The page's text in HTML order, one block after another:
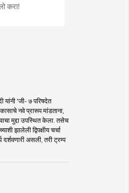
करा!
यांनी 'जी- ७ परिषदेत
नवे प्रारूप मांडताना,
मुद्दा उपस्थित केला. तसेच
झालेली द्विपक्षीय चर्चा
दर्शवणारी असली, तरी ट्रम्प